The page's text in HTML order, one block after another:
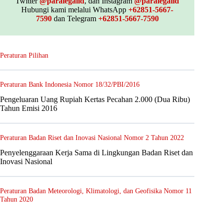
Hubungi kami melalui WhatsApp+62851-5667-
7590dan Telegram +62851-5667-7590
Peraturan Pilihan
Peraturan Bank Indonesia Nomor 18/32/PBI/2016
Pengeluaran Uang Rupiah Kertas Pecahan 2.000 (Dua Ribu)
Tahun Emisi 2016
Peraturan Badan Riset dan Inovasi Nasional Nomor 2 Tahun 2022
Penyelenggaraan Kerja Sama di Lingkungan Badan Riset dan
Inovasi Nasional
Peraturan Badan Meteorologi, Klimatologi, dan Geofisika Nomor 11
Tahun 2020